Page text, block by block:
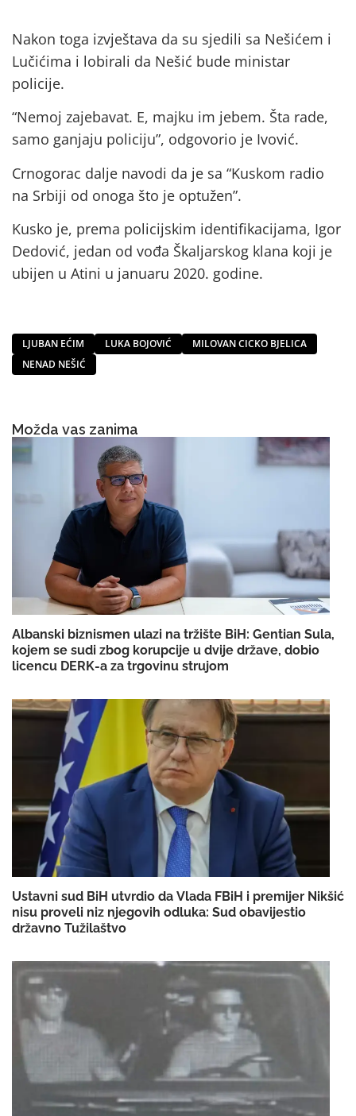
Nakon toga izvještava da su sjedili sa Nešićem i
Lučićima i lobirali da Nešić bude ministar
policije.
“Nemoj zajebavat. E, majku im jebem. Šta rade,
samo ganjaju policiju”, odgovorio je Ivović.
Crnogorac dalje navodi da je sa “Kuskom radio
na Srbiji od onoga što je optužen”.
Kusko je, prema policijskim identifikacijama, Igor
Dedović, jedan od vođa Škaljarskog klana koji je
ubijen u Atini u januaru 2020. godine.
LJUBAN EĆIM LUKA BOJOVIĆ
MILOVAN CICKO BJELICA
NENAD NEŠIĆ
Možda vas zanima
Albanski biznismen ulazi na tržište BiH: Gentian Sula,
kojem se sudi zbog korupcije u dvije države, dobio
licencu DERK-a za trgovinu strujom
Ustavni sud BiH utvrdio da Vlada FBiH i premijer Nikšić
nisu proveli niz njegovih odluka: Sud obavijestio
državno Tužilaštvo